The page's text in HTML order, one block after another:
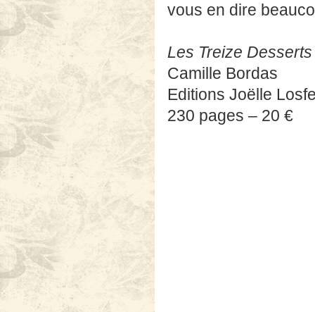
vous en dire
Les Treize Desserts
Camille Bordas
Editions Joëlle
230 pages – 20 €